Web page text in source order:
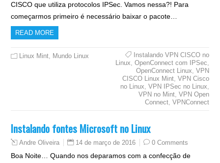
CISCO que utiliza protocolos IPSec. Vamos nessa?! Para
começarmos primeiro é necessário baixar o pacote…
READ MORE
Linux Mint, Mundo Linux
Instalando VPN CISCO no
Linux, OpenConnect com IPSec,
OpenConnect Linux, VPN
CISCO Linux Mint, VPN Cisco
no Linux, VPN IPSec no Linux,
VPN no Mint, VPN Open
Connect, VPNConnect
Instalando fontes Microsoft no Linux
Andre Oliveira 14 de março de 2016 0 Comments
Boa Noite… Quando nos deparamos com a confecção de